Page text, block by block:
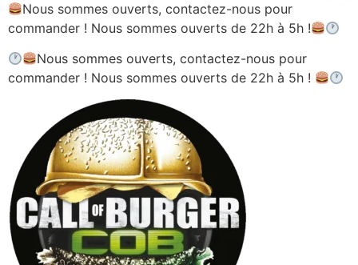
Nous sommes ouverts, contactez-nous pour
commander ! Nous sommes ouverts de 22h à 5h !
Nous sommes ouverts, contactez-nous pour
commander ! Nous sommes ouverts de 22h à 5h !